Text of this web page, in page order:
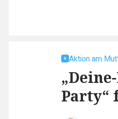
Aktion am
Party“